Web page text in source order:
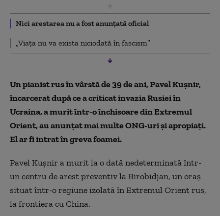
Nici arestarea nu a fost anunțată oficial
„Viaţa nu va exista niciodată în fascism”
Un pianist rus în vârstă de 39 de ani, Pavel Kuşnir,
încarcerat după ce a criticat invazia Rusiei în
Ucraina, a murit într-o închisoare din Extremul
Orient, au anunţat mai multe ONG-uri şi apropiaţi.
El ar fi intrat în greva foamei.
Pavel Kuşnir a murit la o dată nedeterminată într-
un centru de arest preventiv la Birobidjan, un oraş
situat într-o regiune izolată în Extremul Orient rus,
la frontiera cu China.